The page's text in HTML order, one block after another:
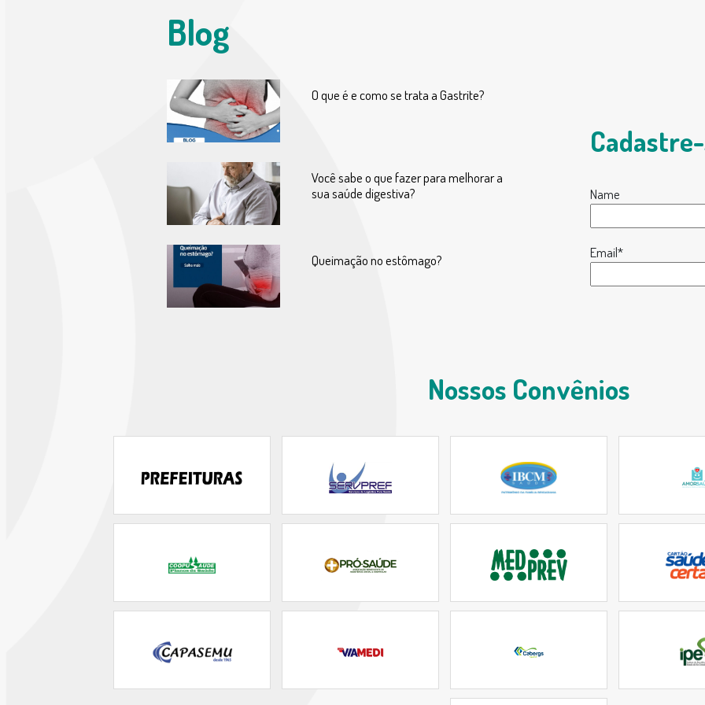
Blog
O que é e como se trata a Gastrite?
Você sabe o que fazer para melhorar a
sua saúde digestiva?
Queimação no estômago?
Name
Email*
Nossos Convênios